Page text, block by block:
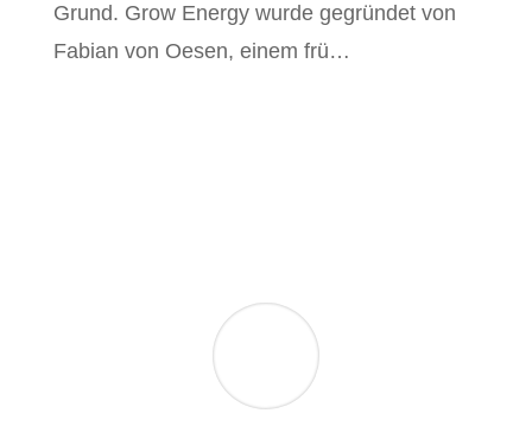
Grund. Grow Energy wurde gegründet von
Fabian von Oesen, einem frü…